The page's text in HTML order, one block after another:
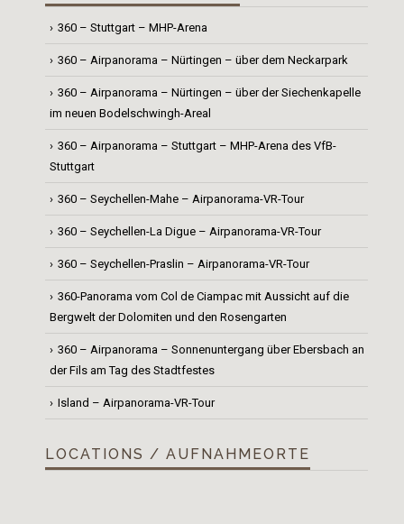
360 – Stuttgart – MHP-Arena
360 – Airpanorama – Nürtingen – über dem Neckarpark
360 – Airpanorama – Nürtingen – über der Siechenkapelle
im neuen Bodelschwingh-Areal
360 – Airpanorama – Stuttgart – MHP-Arena des VfB-
Stuttgart
360 – Seychellen-Mahe – Airpanorama-VR-Tour
360 – Seychellen-La Digue – Airpanorama-VR-Tour
360 – Seychellen-Praslin – Airpanorama-VR-Tour
360-Panorama vom Col de Ciampac mit Aussicht auf die
Bergwelt der Dolomiten und den Rosengarten
360 – Airpanorama – Sonnenuntergang über Ebersbach an
der Fils am Tag des Stadtfestes
Island – Airpanorama-VR-Tour
LOCATIONS / AUFNAHMEORTE